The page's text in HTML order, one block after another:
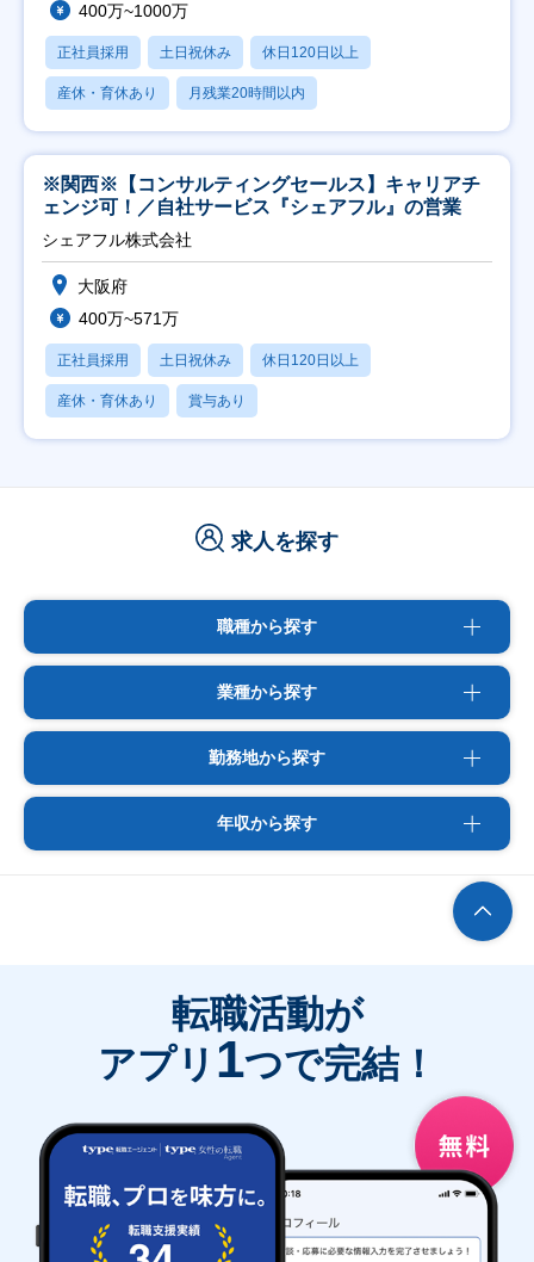
400万~1000万
正社員採用 土日祝休み 休日120日以上
産休・育休あり 月残業20時間以内
※関西※【コンサルティングセールス】キャリアチ
ェンジ可！／自社サービス『シェアフル』の営業
シェアフル株式会社
大阪府
400万~571万
正社員採用 土日祝休み 休日120日以上
産休・育休あり 賞与あり
求人を探す
職種から探す
業種から探す
勤務地から探す
年収から探す
転職活動が
アプリ 1つで完結！